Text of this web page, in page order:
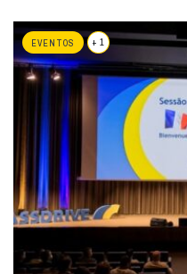
EVENTOS + 1